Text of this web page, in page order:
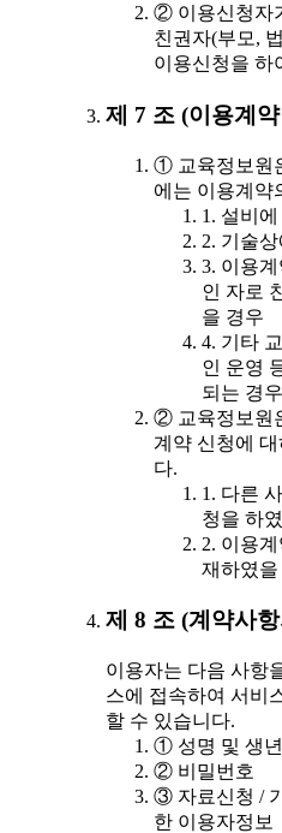
② 이용신청자
친권자(부모,
이용신청을 하
제 7 조 (이용계
① 교육정보원
에는 이용계약
1. 설비
2. 기술
3. 이용
인 자로
을 경우
4. 기타
인 운영
되는 경우
② 교육정보원
계약 신청에
다.
1. 다른
청을 하
2. 이용
재하였을
제 8 조 (계약사
이용자는 다음 사항
스에 접속하여 서비
할 수 있습니다.
① 성명 및 생
② 비밀번호
③ 자료신청 /
한 이용자정보